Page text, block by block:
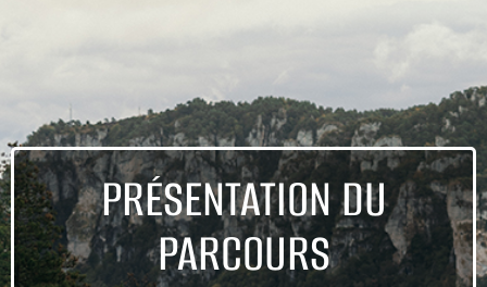
PRÉSENTATION DU
PARCOURS